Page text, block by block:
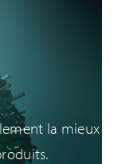
la mieux